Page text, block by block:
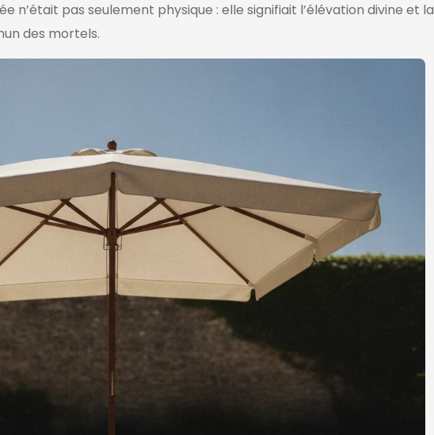
n’était pas seulement physique : elle signifiait l’élévation divine et la
des mortels.